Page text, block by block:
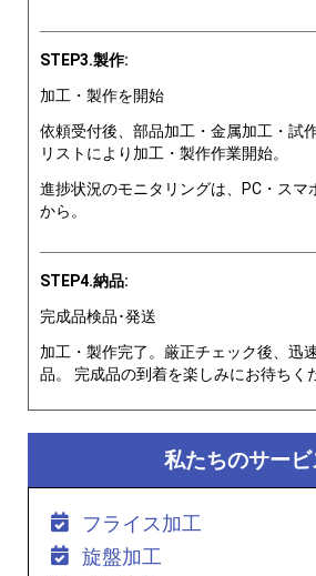
STEP3.製作:
加工・製作を開始
依頼受付後、部品加工・金属加工・試
リストにより加工・製作作業開始。
進捗状況のモニタリングは、PC・スマ
から。
STEP4.納品:
完成品検品･発送
加工・製作完了。厳正チェック後、迅
品。 完成品の到着を楽しみにお待ちく
私たちのサービ
フライス加工
旋盤加工